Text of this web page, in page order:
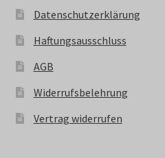
Datenschutzerklärung
Haftungsausschluss
AGB
Widerrufsbelehrung
Vertrag widerrufen